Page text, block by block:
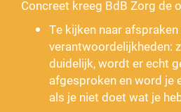
Concreet kreeg BdB Zorg de
Te kijken naar afspraken
verantwoordelijkheden:
duidelijk, wordt er echt
afgesproken en word je
als je niet doet wat je